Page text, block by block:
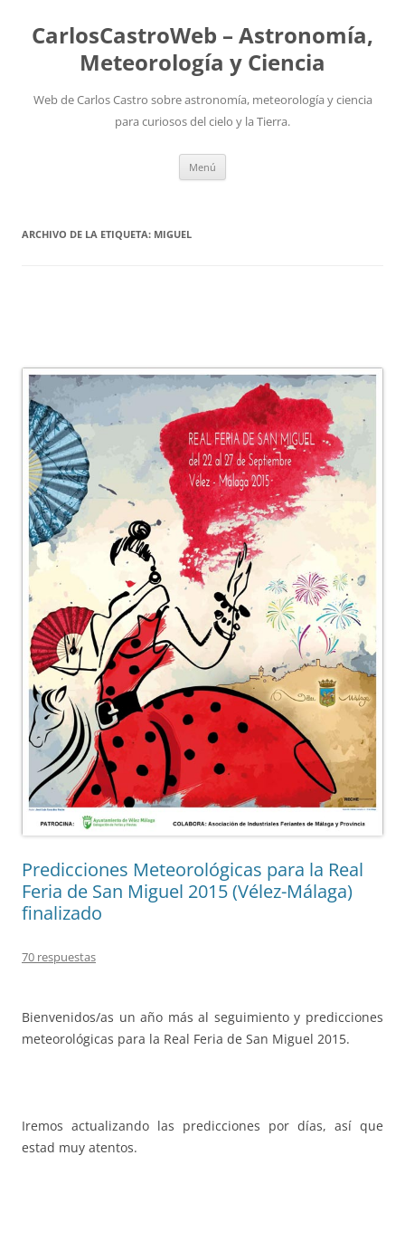
contenido
CarlosCastroWeb – Astronomía,
Meteorología y Ciencia
Web de Carlos Castro sobre astronomía, meteorología y ciencia
para curiosos del cielo y la Tierra.
Menú
ARCHIVO DE LA ETIQUETA: MIGUEL
Predicciones Meteorológicas para la Real
Feria de San Miguel 2015 (Vélez-Málaga)
finalizado
70 respuestas
Bienvenidos/as un año más al seguimiento y predicciones
meteorológicas para la Real Feria de San Miguel 2015.
Iremos actualizando las predicciones por días, así que
estad muy atentos.